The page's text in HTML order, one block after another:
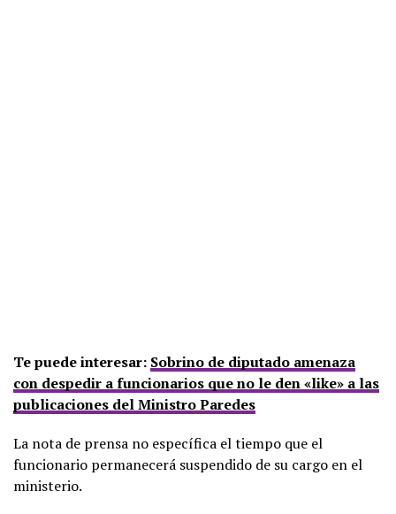
Te puede interesar: Sobrino de diputado amenaza
con despedir a funcionarios que no le den «like» a las
publicaciones del Ministro Paredes
La nota de prensa no específica el tiempo que el
funcionario permanecerá suspendido de su cargo en el
ministerio.